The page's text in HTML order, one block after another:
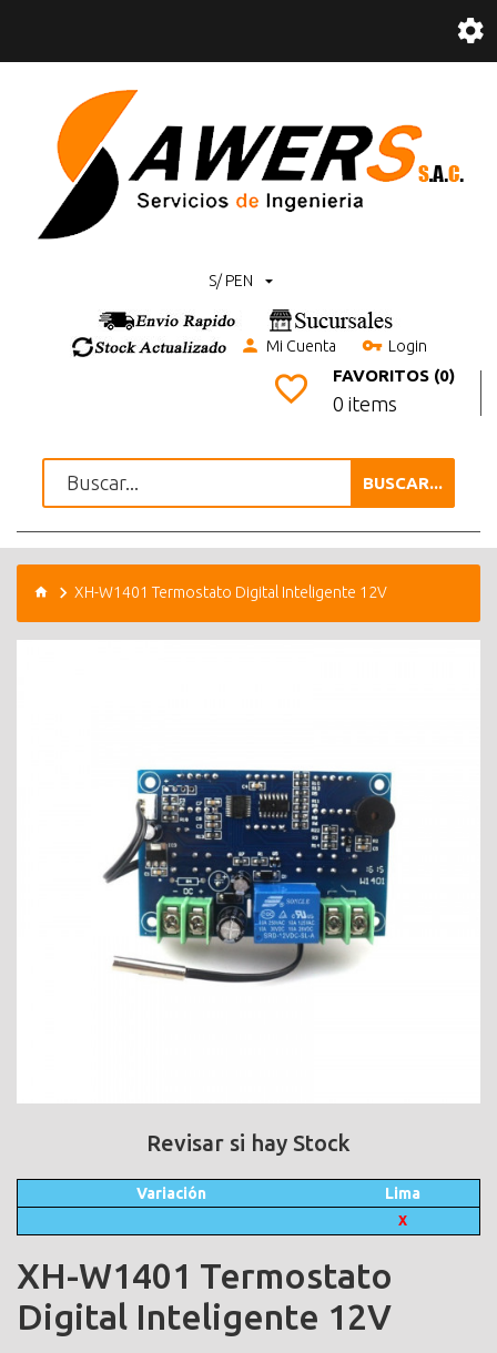
S/ PEN
Mi Cuenta Login
FAVORITOS (0)
0 items
BUSCAR...
XH-W1401 Termostato Digital Inteligente 12V
Revisar si hay Stock
Variación Lima
X
XH-W1401 Termostato
Digital Inteligente 12V